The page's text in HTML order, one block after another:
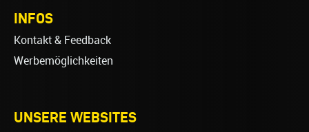
INFOS
Kontakt & Feedback
Werbemöglichkeiten
UNSERE WEBSITES